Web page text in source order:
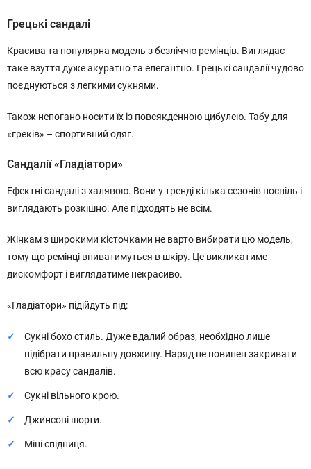
Грецькі сандалі
Красива та популярна модель з безліччю ремінців. Виглядає
таке взуття дуже акуратно та елегантно. Грецькі сандалії чудово
поєднуються з легкими сукнями.
Також непогано носити їх із повсякденною цибулею. Табу для
«греків» – спортивний одяг.
Сандалії «Гладіатори»
Ефектні сандалі з халявою. Вони у тренді кілька сезонів поспіль і
виглядають розкішно. Але підходять не всім.
Жінкам з широкими кісточками не варто вибирати цю модель,
тому що ремінці впиватимуться в шкіру. Це викликатиме
дискомфорт і виглядатиме некрасиво.
«Гладіатори» підійдуть під:
Сукні бохо стиль. Дуже вдалий образ, необхідно лише
підібрати правильну довжину. Наряд не повинен закривати
всю красу сандалів.
Сукні вільного крою.
Джинсові шорти.
Міні спідниця.